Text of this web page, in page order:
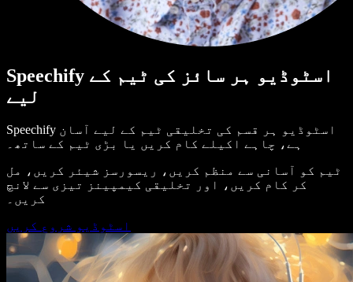
Speechify اسٹوڈیو ہر سائز کی ٹیم کے
لیے
Speechify اسٹوڈیو ہر قسم کی تخلیقی ٹیم کے لیے آسان
ہے، چاہے اکیلے کام کریں یا بڑی ٹیم کے ساتھ۔
ٹیم کو آسانی سے منظم کریں، ریسورسز شیئر کریں، مل
کر کام کریں، اور تخلیقی کیمپینز تیزی سے لانچ
کریں۔
اسٹوڈیو شروع کریں